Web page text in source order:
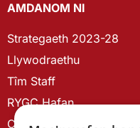
AMDANOM NI
Strategaeth 2023-28
Llywodraethu
Tîm Staff
RYGC Hafan
Canllawiau brandio